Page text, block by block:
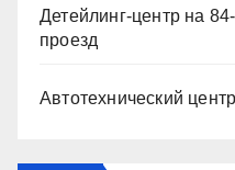
Детейлинг-центр на
проезд
Автотехнический